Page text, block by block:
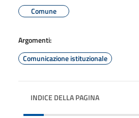
Comune
Argomenti:
Comunicazione istituzionale
INDICE DELLA PAGINA